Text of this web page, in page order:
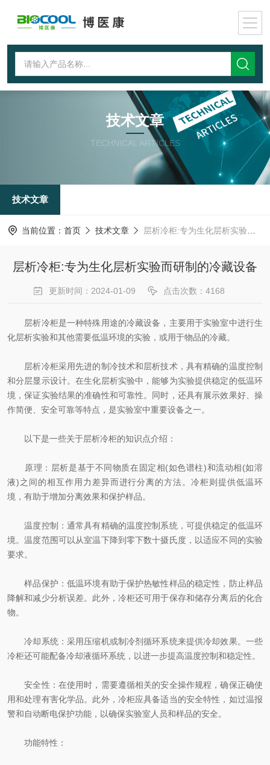
技术文章
TECHNICAL ARTICLES
技术文章
当前位置： 首页 技术文章 层析冷柜:专为生化层析实验而研制的冷藏设备
层析冷柜:专为生化层析实验而研制的冷藏设备
更新时间：2024-01-09 点击次数：4168
层析冷柜是一种特殊用途的冷藏设备，主要用于实验室中进行生
化层析实验和其他需要低温环境的实验，或用于物品的冷藏。
层析冷柜采用先进的制冷技术和层析技术，具有精确的温度控制
和分层显示设计。在生化层析实验中，能够为实验提供稳定的低温环
境，保证实验结果的准确性和可靠性。同时，还具有展示效果好、操
作简便、安全可靠等特点，是实验室中重要设备之一。
以下是一些关于层析冷柜的知识点介绍：
原理：层析是基于不同物质在固定相(如色谱柱)和流动相(如溶
液)之间的相互作用力差异而进行分离的方法。冷柜则提供低温环
境，有助于增加分离效果和保护样品。
温度控制：通常具有精确的温度控制系统，可提供稳定的低温环
境。温度范围可以从室温下降到零下数十摄氏度，以适应不同的实验
要求。
样品保护：低温环境有助于保护热敏性样品的稳定性，防止样品
降解和减少分析误差。此外，冷柜还可用于保存和储存分离后的化合
物。
冷却系统：采用压缩机或制冷剂循环系统来提供冷却效果。一些
冷柜还可能配备冷却液循环系统，以进一步提高温度控制和稳定性。
安全性：在使用时，需要遵循相关的安全操作规程，确保正确使
用和处理有害化学品。此外，冷柜应具备适当的安全特性，如过温报
警和自动断电保护功能，以确保实验室人员和样品的安全。
功能特性：